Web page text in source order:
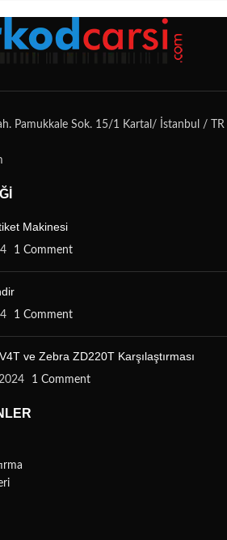
Pamukkale Sok. 15/1 Kartal/ İstanbul / TR
Makinesi
1 Comment
1 Comment
ve Zebra ZD220T Karşılaştırması
1 Comment